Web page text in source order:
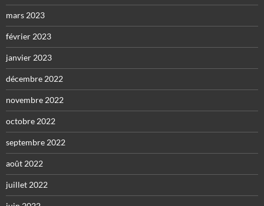
mars 2023
février 2023
janvier 2023
décembre 2022
novembre 2022
octobre 2022
septembre 2022
août 2022
juillet 2022